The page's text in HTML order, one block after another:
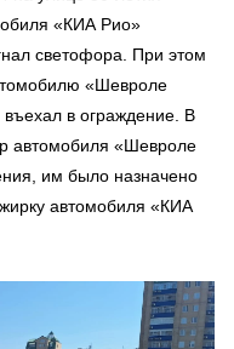
«КИА Рио»
светофора. При этом
«Шевроле
в ограждение. В
автомобиля «Шевроле
им было назначено
автомобиля «КИА